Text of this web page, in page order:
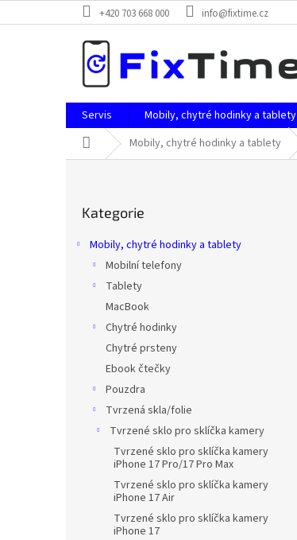
na
+420 703 668 000 info@fixtime.cz
Servis Mobily, chytré hodinky a tablety
Domů Mobily, chytré hodinky a tablety
kategorie
Kategorie
Mobily, chytré hodinky a tablety
Mobilní telefony
Tablety
MacBook
Chytré hodinky
Chytré prsteny
Ebook čtečky
Pouzdra
Tvrzená skla/folie
Tvrzené sklo pro sklíčka kamery
Tvrzené sklo pro sklíčka kamery
iPhone 17 Pro/17 Pro Max
Tvrzené sklo pro sklíčka kamery
iPhone 17 Air
Tvrzené sklo pro sklíčka kamery
iPhone 17